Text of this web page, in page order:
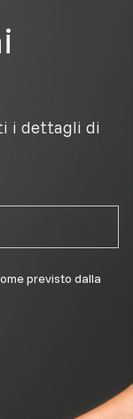
i dettagli di
previsto dalla